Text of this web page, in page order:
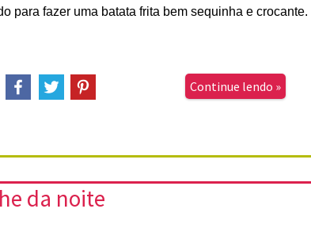
para fazer uma batata frita bem sequinha e crocante.
Continue lendo »
da noite